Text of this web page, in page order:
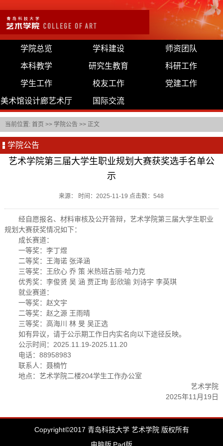
学院总览 学科建设 师资团队
本科教学 研究生教育 科研工作
学生工作 校友工作 党建工作
美术馆设计廊艺术厅 国际交流
当前位置: 首页 >> 学院公告 >> 正文
学院公告
艺术学院第三届大学生职业规划大赛获奖选手名单公
示
来源： 时间：2025-11-19 点击数：548
经自愿报名、材料审核及公开答辩，艺术学院第三届大学生职业
规划大赛获奖情况如下：
成长赛道：
一等奖：李丁煜
二等奖：王海诺 张泽涵
三等奖：王欣心 乔 策 米热班古丽·哈力克
优秀奖：李俊贤 吴 涵 贾正珣 彭欣瑜 刘诗宇 李英琪
就业赛道：
一等奖：赵文宇
二等奖：赵之源 王雨晴
三等奖：高海川 林 旻 吴正选
如有异议，请于公示期工作日内实名向以下途径反映。
公示时间：2025.11.19-2025.11.20
电话：88958983
联系人：聂楠竹
地点：艺术学院二楼204学生工作办公室
艺术学院
2025年11月19日
Copyright©2017 青岛科技大学 艺术学院 版权所有